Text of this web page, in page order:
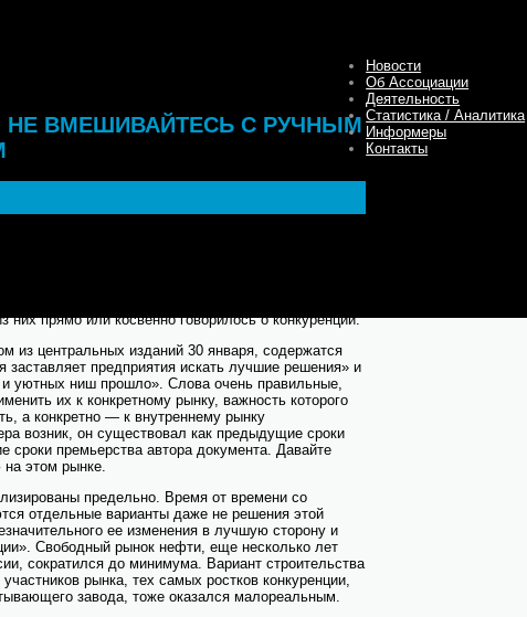
НЕ ВМЕШИВАЙТЕСЬ С РУЧНЫМ
них прямо или косвенно говорилось о конкуренции.
из центральных изданий 30 января, содержатся
заставляет предприятия искать лучшие решения» и
уютных ниш прошло». Слова очень правильные,
их к конкретному рынку, важность которого
а конкретно — к внутреннему рынку
возник, он существовал как предыдущие сроки
сроки премьерства автора документа. Давайте
этом рынке.
предельно. Время от времени со
отдельные варианты даже не решения этой
ее изменения в лучшую сторону и
Свободный рынок нефти, еще несколько лет
сократился до минимума. Вариант строительства
рынка, тех самых ростков конкуренции,
завода, тоже оказался малореальным.
Новости
Об Ассоциации
Деятельность
Статистика / Аналитика
Информеры
Контакты